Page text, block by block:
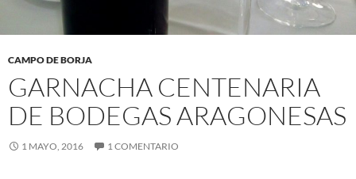
CAMPO DE BORJA
GARNACHA CENTENARIA
DE BODEGAS ARAGONESAS
1 MAYO, 2016 1 COMENTARIO